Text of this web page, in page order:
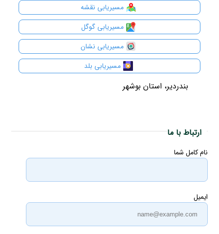
مسیریابی نقشه
مسیریابی گوگل
مسیریابی نشان
مسیریابی بلد
بندردیر، استان بوشهر
ارتباط با ما
نام کامل شما
ایمیل